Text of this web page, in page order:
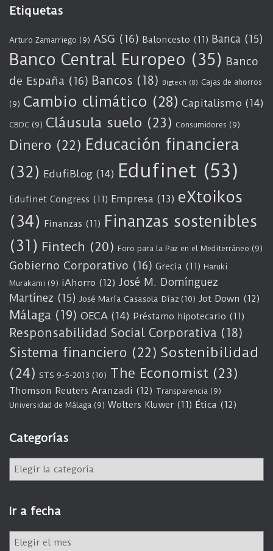
Etiquetas
Arturo Zamarriego (9) ASG (16) Baloncesto (11) Banca (15)
Banco Central Europeo (35) Banco
de España (16) Bancos (18) Bigtech (8) Cajas de ahorros
(9) Cambio climático (28) Capitalismo (14)
CBDC (9) Cláusula suelo (23) Consumidores (9)
Dinero (22) Educación financiera
(32) EdufiBlog (14) Edufinet (53)
Edufinet Congress (11) Empresa (13) eXtoikos
(34) Finanzas (11) Finanzas sostenibles
(31) Fintech (20) Foro para la Paz en el Mediterráneo (9)
Gobierno Corporativo (16) Grecia (11) Haruki
Murakami (9) iAhorro (12) José M. Domínguez
Martínez (15) José María Casasola Díaz (10) Jot Down (12)
Málaga (19) OECA (14) Préstamo hipotecario (11)
Responsabilidad Social Corporativa (18)
Sistema financiero (22) Sostenibilidad
(24) STS 9-5-2013 (10) The Economist (23)
Thomson Reuters Aranzadi (12) Transparencia (9)
Universidad de Málaga (9) Wolters Kluwer (11) Ética (12)
Categorías
e
g
o
Ir a fecha